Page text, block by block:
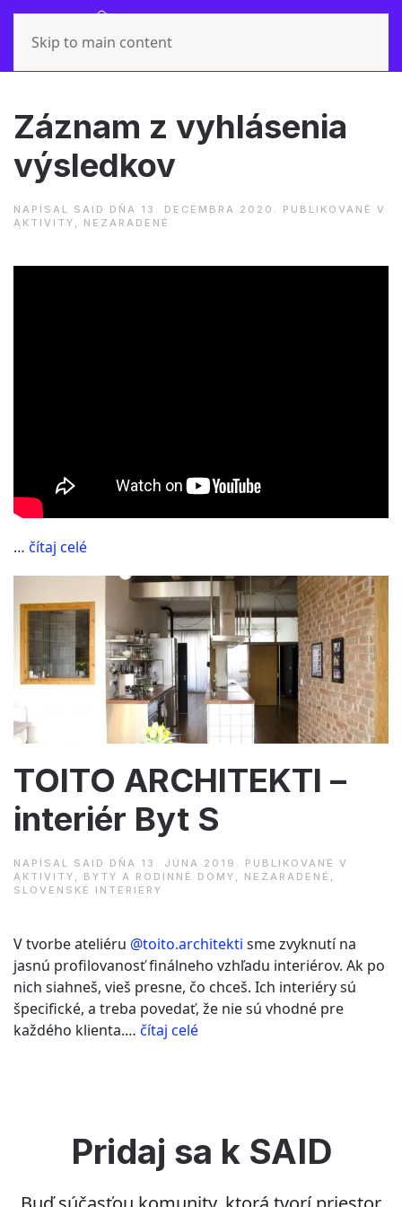
Skip to main content
Záznam z vyhlásenia
výsledkov
NAPÍSAL SAID DŇA 13. DECEMBRA 2020 . PUBLIKOVANÉ V
AKTIVITY , NEZARADENÉ
… čítaj celé“Záznam
vyhlásenia
výsledkov”
TOITO ARCHITEKTI –
interiér Byt S
NAPÍSAL SAID DŇA 13. JÚNA 2019 . PUBLIKOVANÉ V
AKTIVITY , BYTY A RODINNÉ DOMY , NEZARADENÉ ,
SLOVENSKÉ INTERIÉRY
V tvorbe ateliéru @toito.architekti sme zvyknutí na
jasnú profilovanosť finálneho vzhľadu interiérov. Ak po
nich siahneš, vieš presne, čo chceš. Ich interiéry sú
špecifické, a treba povedať, že nie sú vhodné pre
každého klienta.… čítaj celé“TOITO
Pridaj sa k SAID